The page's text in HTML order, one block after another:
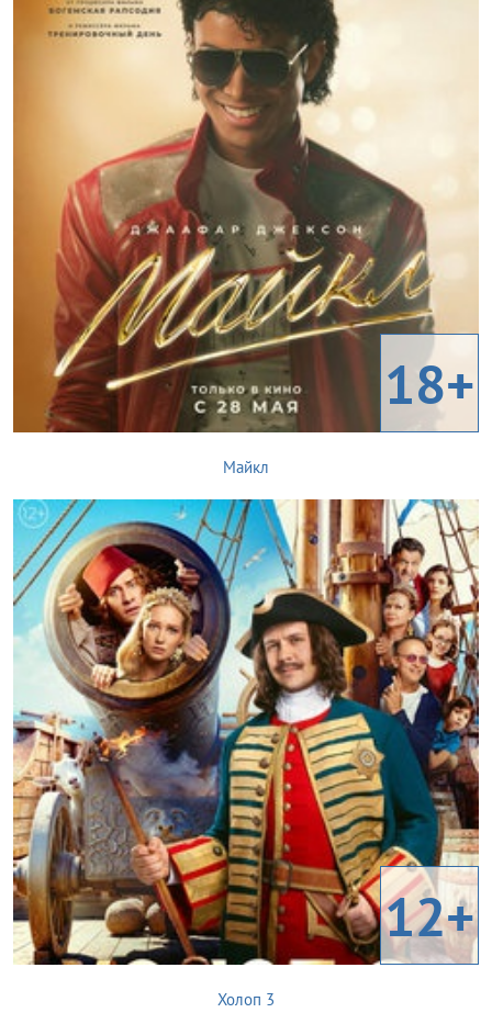
18+
Майкл
12+
Холоп 3